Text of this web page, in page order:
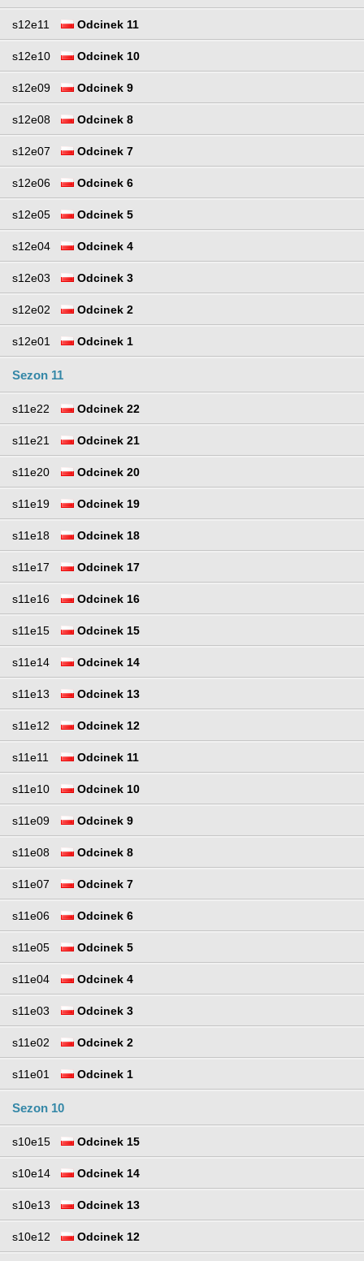
s12e11 Odcinek 11
s12e10 Odcinek 10
s12e09 Odcinek 9
s12e08 Odcinek 8
s12e07 Odcinek 7
s12e06 Odcinek 6
s12e05 Odcinek 5
s12e04 Odcinek 4
s12e03 Odcinek 3
s12e02 Odcinek 2
s12e01 Odcinek 1
Sezon 11
s11e22 Odcinek 22
s11e21 Odcinek 21
s11e20 Odcinek 20
s11e19 Odcinek 19
s11e18 Odcinek 18
s11e17 Odcinek 17
s11e16 Odcinek 16
s11e15 Odcinek 15
s11e14 Odcinek 14
s11e13 Odcinek 13
s11e12 Odcinek 12
s11e11 Odcinek 11
s11e10 Odcinek 10
s11e09 Odcinek 9
s11e08 Odcinek 8
s11e07 Odcinek 7
s11e06 Odcinek 6
s11e05 Odcinek 5
s11e04 Odcinek 4
s11e03 Odcinek 3
s11e02 Odcinek 2
s11e01 Odcinek 1
Sezon 10
s10e15 Odcinek 15
s10e14 Odcinek 14
s10e13 Odcinek 13
s10e12 Odcinek 12